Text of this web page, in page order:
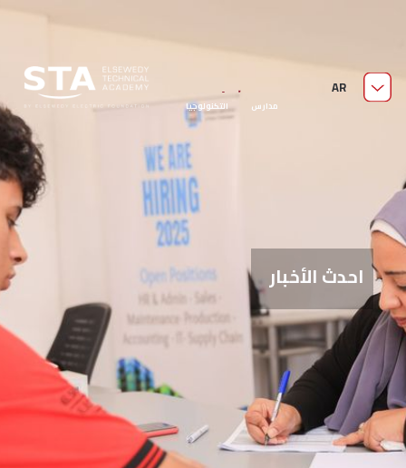
قدّم الآن
مدارس التكنولوجيا
AR
احدث الأخبار